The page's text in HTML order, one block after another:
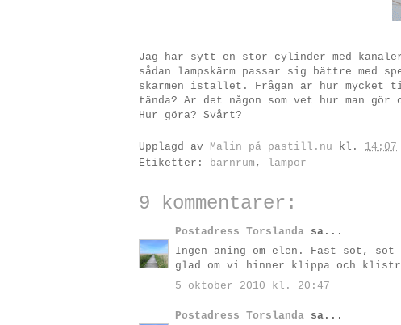
Jag har sytt en stor cylinder med
sådan lampskärm passar sig bättre med
skärmen istället. Frågan är hur mycket
tända? Är det någon som vet hur man gör
Hur göra? Svårt?
Upplagd av Malin på pastill.nu kl. 14:07
Etiketter:
barnrum , lampor
9 kommentarer:
Postadress Torslanda sa...
Ingen aning om elen. Fast söt,
glad om vi hinner klippa och
5 oktober 2010 kl. 20:47
Postadress Torslanda sa...